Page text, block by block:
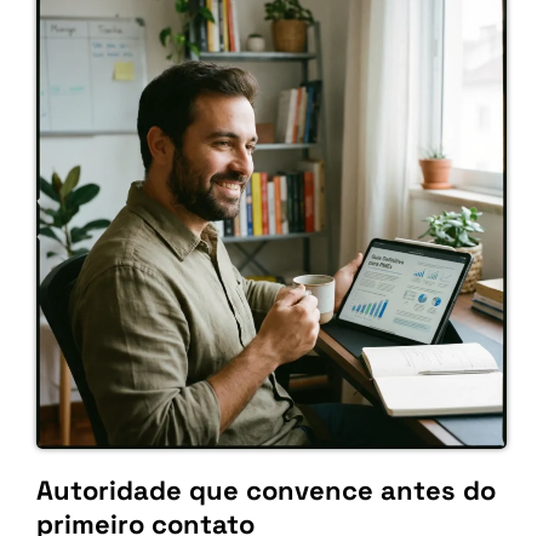
Autoridade que convence antes do
primeiro contato